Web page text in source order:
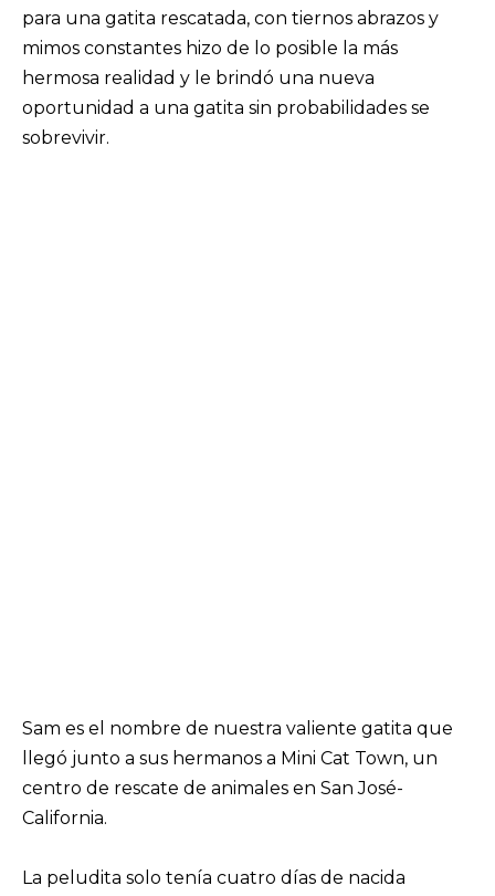
para una gatita rescatada, con tiernos abrazos y
mimos constantes hizo de lo posible la más
hermosa realidad y le brindó una nueva
oportunidad a una gatita sin probabilidades se
sobrevivir.
Sam es el nombre de nuestra valiente gatita que
llegó junto a sus hermanos a Mini Cat Town, un
centro de rescate de animales en San José-
California.
La peludita solo tenía cuatro días de nacida